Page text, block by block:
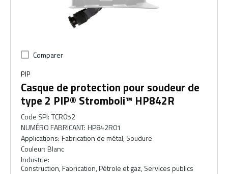
Comparer
PIP
Casque de protection pour soudeur de
type 2 PIP® Stromboli™ HP842R
Code SPI: TCR052
NUMÉRO FABRICANT: HP842R01
Applications: Fabrication de métal, Soudure
Couleur: Blanc
Industrie:
Construction, Fabrication, Pétrole et gaz, Services publics